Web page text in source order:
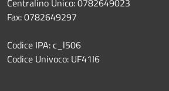
Fax: 0782649297
Codice IPA: c_l506
Codice Univoco: UF41I6